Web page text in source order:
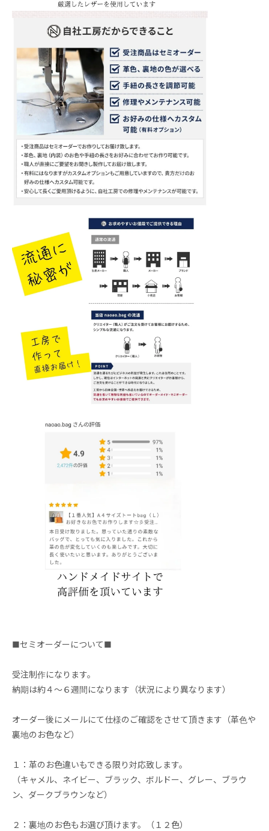
■セミオーダーについて■
受注制作になります。
納期は約４～６週間になります（状況により異なります）
オーダー後にメールにて仕様のご確認をさせて頂きます（革色や
裏地のお色など）
１：革のお色違いもできる限り対応致します。
（キャメル、ネイビー、ブラック、ボルドー、グレー、ブラウ
ン、ダークブラウンなど）
２：裏地のお色もお選び頂けます。（１２色）